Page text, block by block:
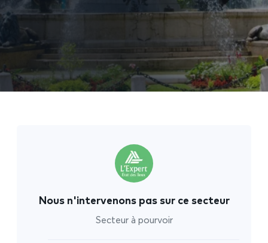
Nous n'intervenons pas sur ce secteur
Secteur à pourvoir